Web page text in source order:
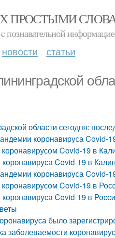
ПРОСТЫМИ
познавательной
новости статьи
области сегодня:
коронавируса Covid-
Covid-19 в
Covid-19 в
коронавируса Covid-
Covid-19 в
коронавируса Covid-19 в
было
заболеваемости